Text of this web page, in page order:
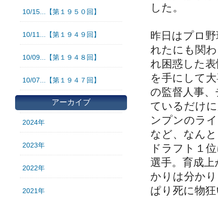
10/15...【第１９５０回】
10/11...【第１９４９回】
10/09...【第１９４８回】
10/07...【第１９４７回】
アーカイブ
2024年
2023年
2022年
2021年
した。
昨日はプロ
れたにも関
れ困惑した
を手にして
の監督人事
ているだけ
ンプンのラ
など、なん
ドラフト１
選手。育成
かりは分か
ぱり死に物